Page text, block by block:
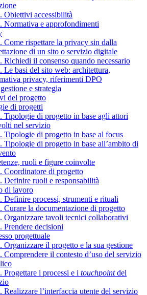
Obiettivi accessibilità
Normativa e approfondimenti
Come rispettare la privacy sin dalla
di un sito o servizio digitale
Richiedi il consenso quando necessario
Le basi del sito web: architettura,
privacy, riferimenti DPO
e strategia
del progetto
di progetti
Tipologie di progetto in base agli attori
nel servizio
Tipologie di progetto in base al focus
Tipologie di progetto in base all’ambito di
ruoli e figure coinvolte
Coordinatore di progetto
Definire ruoli e responsabilità
di lavoro
Definire processi, strumenti e rituali
Curare la documentazione di progetto
Organizzare tavoli tecnici collaborativi
Prendere decisioni
progettuale
Organizzare il progetto e la sua gestione
Comprendere il contesto d’uso del servizio
Progettare i processi e i touchpointdel
Realizzare l’interfaccia utente del servizio